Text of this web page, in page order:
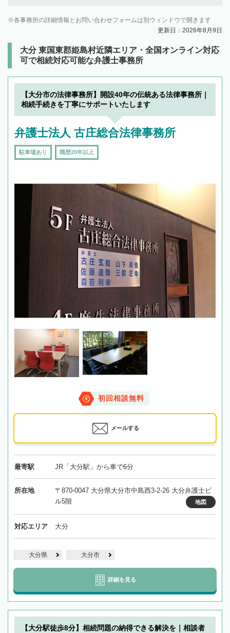
各事務所の詳細情報とお問い合わせフォームは別ウィンドウで開きます
更新日：2026年8月9日
大分 東国東郡姫島村近隣エリア・全国オンライン対応
可で相続対応可能な弁護士事務所
【大分市の法律事務所】開設40年の伝統ある法律事務所｜
相続手続きを丁寧にサポートいたします
弁護士法人 古庄総合法律事務所
駐車場あり 職歴20年以上
初回相談無料
メールする
最寄駅 JR「大分駅」から車で6分
所在地
〒870-0047 大分県大分市中島西3-2-26 大分弁護士ビ
ル5階
地図
対応エリア 大分
大分県 大分市
詳細を見る
【大分駅徒歩8分】相続問題の納得できる解決を｜相談者